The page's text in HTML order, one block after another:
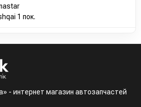
1 пок.
- интернет магазин автозапчастей